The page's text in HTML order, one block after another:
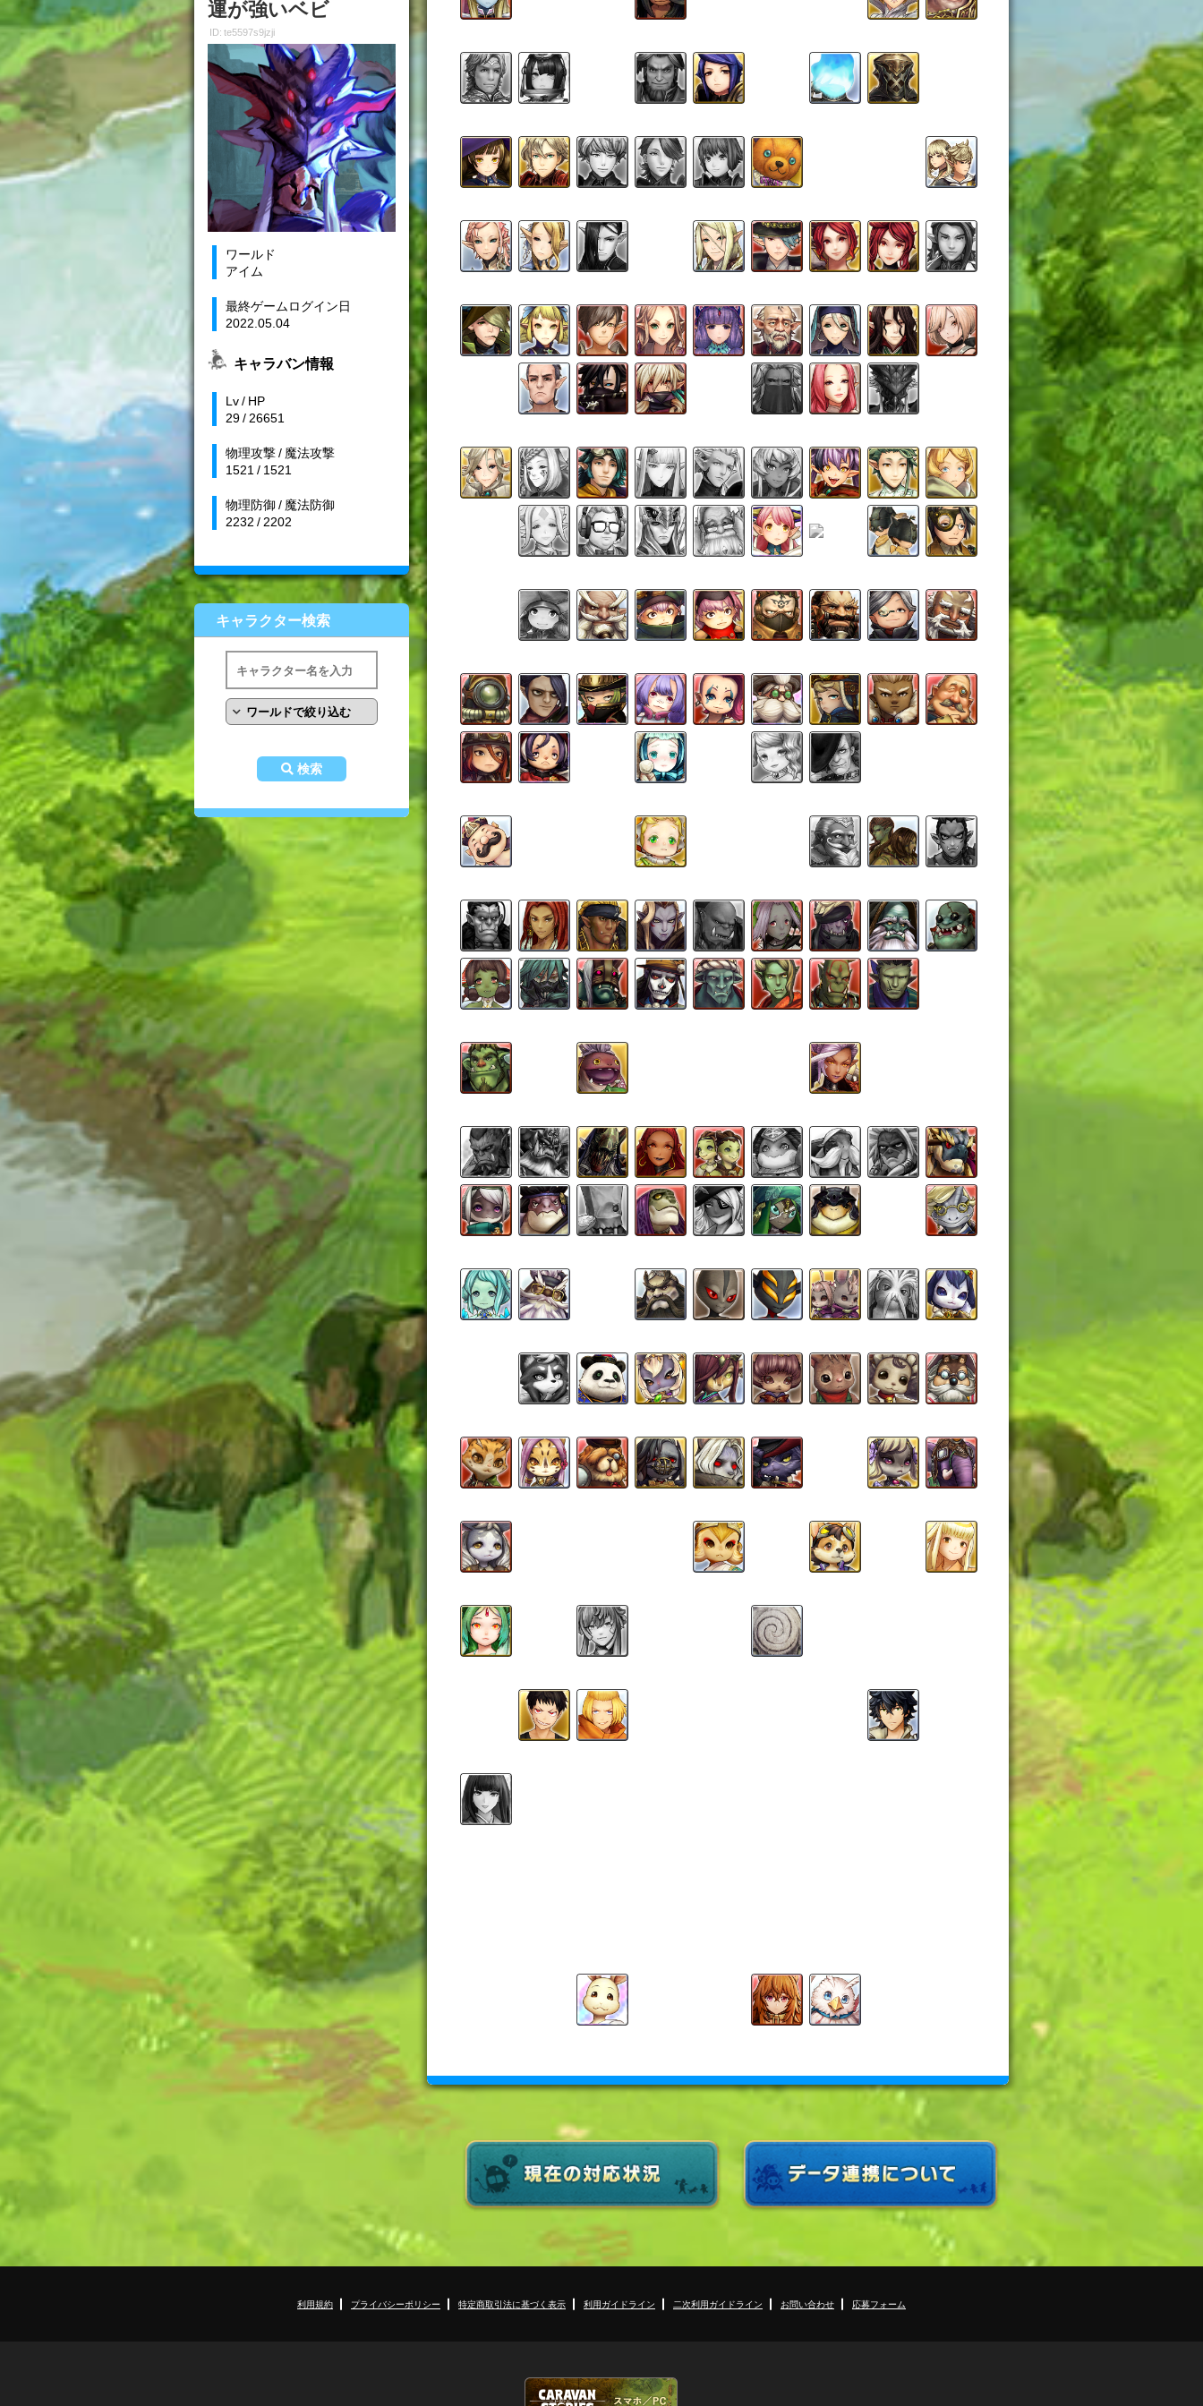
運が強いベビ
ID: te5597s9jzji
ワールド
アイム
最終ゲームログイン日
2022.05.04
キャラバン情報
Lv / HP
29 / 26651
物理攻撃 / 魔法攻撃
1521 / 1521
物理防御 / 魔法防御
2232 / 2202
キャラクター検索
検索
利用規約 プライバシーポリシー 特定商取引法に基づく表示 利用ガイドライン 二次利用ガイドライン お問い合わせ 応募フォーム